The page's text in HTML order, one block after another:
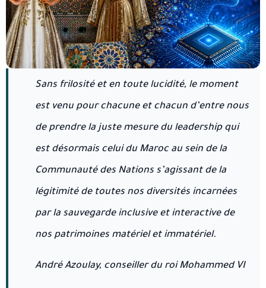
Sans frilosité et en toute lucidité, le moment
est venu pour chacune et chacun d’entre nous
de prendre la juste mesure du leadership qui
est désormais celui du Maroc au sein de la
Communauté des Nations s’agissant de la
légitimité de toutes nos diversités incarnées
par la sauvegarde inclusive et interactive de
nos patrimoines matériel et immatériel.
André Azoulay, conseiller du roi Mohammed VI